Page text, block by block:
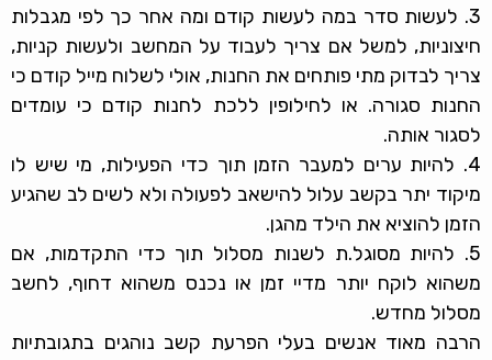
3. לעשות סדר במה לעשות קודם ומה אחר כך לפי מגבלות
חיצוניות, למשל אם צריך לעבוד על המחשב ולעשות קניות,
צריך לבדוק מתי פותחים את החנות, אולי לשלוח מייל קודם כי
החנות סגורה. או לחילופין ללכת לחנות קודם כי עומדים
לסגור אותה.
4. להיות ערים למעבר הזמן תוך כדי הפעילות, מי שיש לו
מיקוד יתר בקשב עלול להישאב לפעולה ולא לשים לב שהגיע
הזמן להוציא את הילד מהגן.
5. להיות מסוגל.ת לשנות מסלול תוך כדי התקדמות, אם
משהוא לוקח יותר מדיי זמן או נכנס משהוא דחוף, לחשב
מסלול מחדש.
הרבה מאוד אנשים בעלי הפרעת קשב נוהגים בתגובתיות